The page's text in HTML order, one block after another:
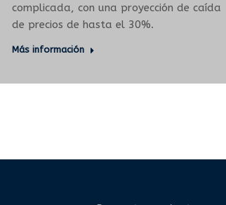
complicada, con una proyección de caída
de precios de hasta el 30%.
Más información